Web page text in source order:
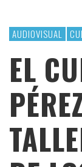
AUDIOVISUAL
EL